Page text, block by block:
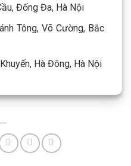
Đống Đa, Hà Nội
Tông, Võ Cường, Bắc
Hà Đông, Hà Nội